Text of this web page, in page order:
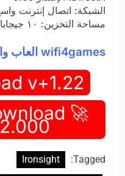
الشبكة: اتصال إنترنت
مساحة التخزين: ١٠ جيجابايت متوفرة
wifi4games العاب وايفاي
v+1.22
🚀
Tagged:
Ironsight